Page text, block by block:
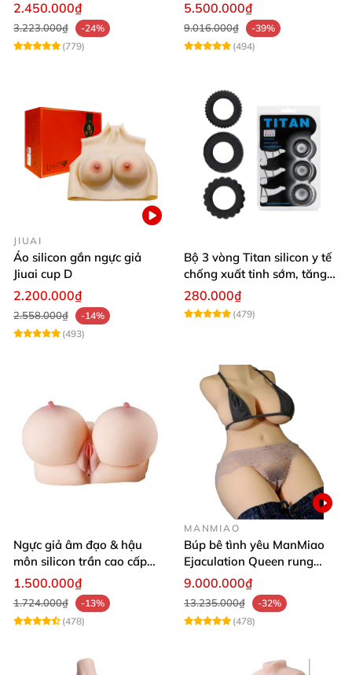
2.450.000₫
3.223.000₫
-24%
(779)
5.500.000₫
9.016.000₫
-39%
(494)
JIUAI
Áo silicon gắn ngực giả
Jiuai cup D
2.200.000₫
2.558.000₫
-14%
(493)
Bộ 3 vòng Titan silicon y tế
chống xuất tinh sớm, tăng
khoái cảm
280.000₫
(479)
Ngực giả âm đạo & hậu
môn silicon trần cao cấp
mềm mịn - Man
Mastuebator 3kg
1.500.000₫
1.724.000₫
-13%
(478)
MANMIAO
Búp bê tình yêu ManMiao
Ejaculation Queen rung
cảm biến sưởi ấm phun
nước thông minh
9.000.000₫
13.235.000₫
-32%
(478)